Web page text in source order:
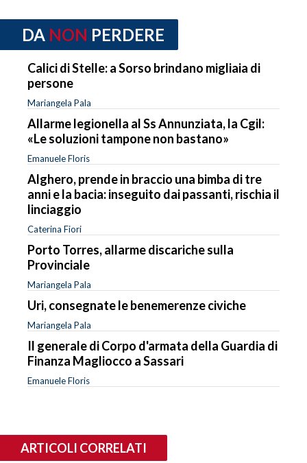
DA NON PERDERE
Calici di Stelle: a Sorso brindano migliaia di
persone
Mariangela Pala
Allarme legionella al Ss Annunziata, la Cgil:
«Le soluzioni tampone non bastano»
Emanuele Floris
Alghero, prende in braccio una bimba di tre
anni e la bacia: inseguito dai passanti, rischia il
linciaggio
Caterina Fiori
Porto Torres, allarme discariche sulla
Provinciale
Mariangela Pala
Uri, consegnate le benemerenze civiche
Mariangela Pala
Il generale di Corpo d'armata della Guardia di
Finanza Magliocco a Sassari
Emanuele Floris
ARTICOLI CORRELATI